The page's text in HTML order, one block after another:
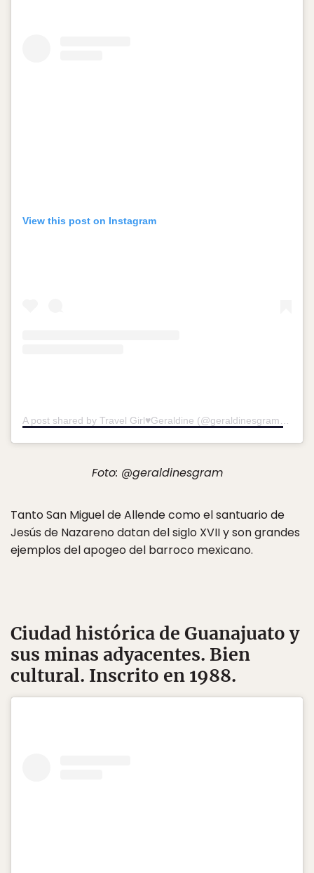
View this post on Instagram
A post shared by Travel Girl♥️Geraldine (@geraldinesgram)on
Foto: @geraldinesgram
Tanto San Miguel de Allende como el santuario de
Jesús de Nazareno datan del siglo XVII y son grandes
ejemplos del apogeo del barroco mexicano.
Ciudad histórica de Guanajuato y
sus minas adyacentes. Bien
cultural. Inscrito en 1988.